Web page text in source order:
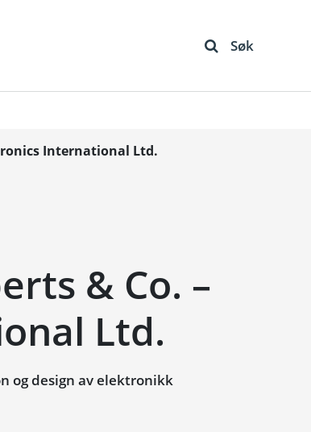
Søk
International Ltd.
& Co. –
Ltd.
og design av elektronikk